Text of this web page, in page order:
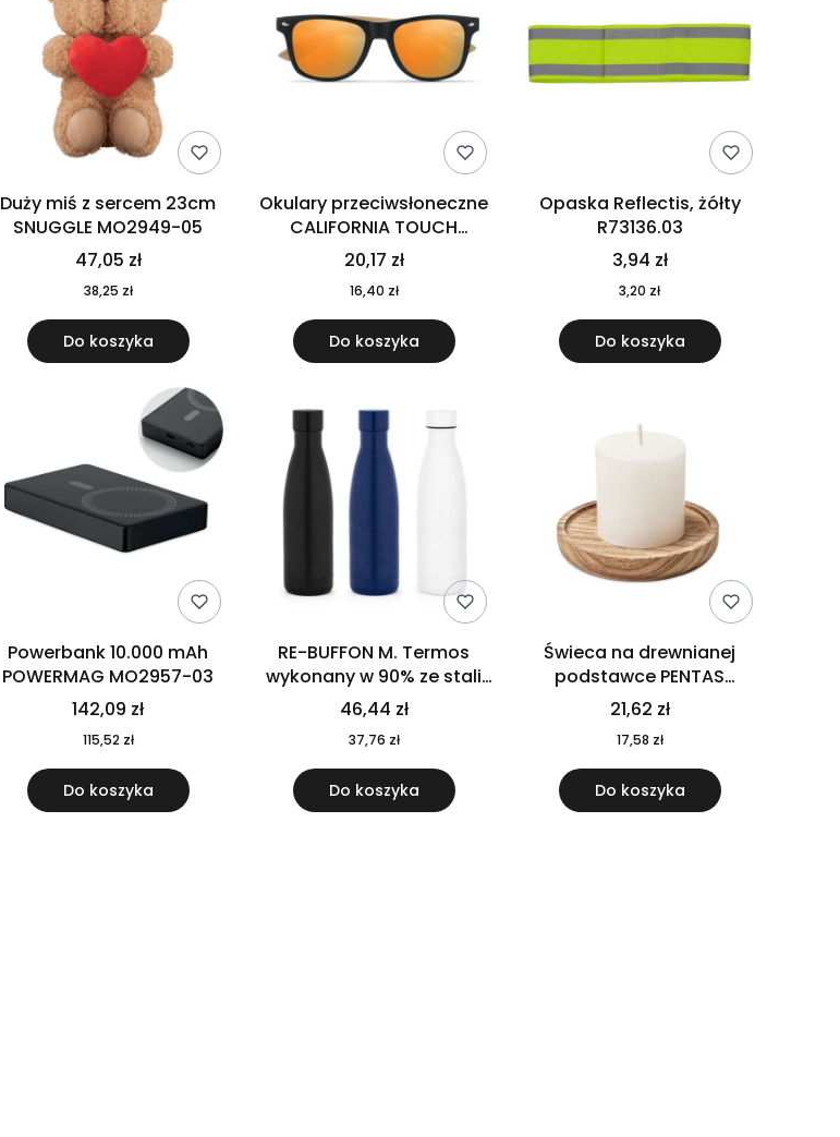
Duży miś z sercem 23cm
SNUGGLE MO2949-05
47,05 zł
38,25 zł
Do koszyka
Okulary przeciwsłoneczne
CALIFORNIA TOUCH
MO9617-10
20,17 zł
16,40 zł
Do koszyka
Opaska Reflectis, żółty
R73136.03
3,94 zł
3,20 zł
Do koszyka
Powerbank 10.000 mAh
POWERMAG MO2957-03
142,09 zł
115,52 zł
Do koszyka
RE-BUFFON M. Termos
wykonany w 90% ze stali
nierdzewnej pochodzącej z
recyklingu 520 ml 94294
46,44 zł
37,76 zł
Do koszyka
Świeca na drewnianej
podstawce PENTAS
MO6282-40
21,62 zł
17,58 zł
Do koszyka